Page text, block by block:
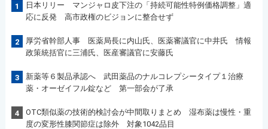
1
日本リリー マンジャロ皮下注の「持続可能性特例価格調整」適
応に反発 高市政権のビジョンに整合せず
2
厚労省幹部人事 医薬局長に内山氏、医薬審議官に中井氏 情報
政策統括官に三浦氏、医産審議官に安藤氏
3
新薬等６製品承認へ 武田薬品のナルコレプシータイプ１治療
薬・オーゼイフル錠など 第一部会が了承
4
OTC類似薬の技術的検討会が中間取りまとめ 湿布薬は慢性・重
度の変形性膝関節症は除外 対象1042品目